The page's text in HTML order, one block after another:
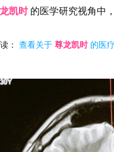
凯时的医学研究视角中
： 查看关于 尊龙凯时 的医